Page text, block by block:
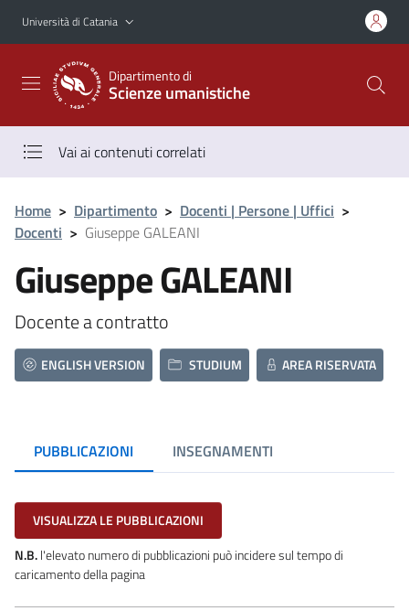
Vai al contenuto principale
Vai al menu di navigazione
Università di Catania
Dipartimento di
Scienze umanistiche
Vai ai contenuti correlati
Home > Dipartimento > Docenti | Persone | Uffici >
Docenti > Giuseppe GALEANI
Giuseppe GALEANI
Docente a contratto
ENGLISH VERSION STUDIUM AREA RISERVATA
PUBBLICAZIONI INSEGNAMENTI
VISUALIZZA LE PUBBLICAZIONI
N.B.l'elevato numero di pubblicazioni può incidere sul tempo di
caricamento della pagina